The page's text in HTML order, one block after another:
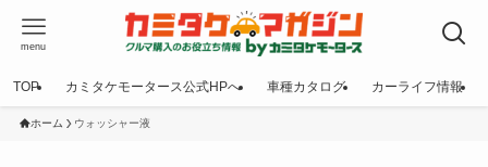
menu
TOP カミタケモータース公式HPへ 車種カタログ カーライフ情報
ホーム ウォッシャー液